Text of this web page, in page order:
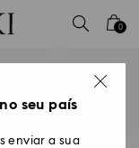
0
seu país
enviar a sua